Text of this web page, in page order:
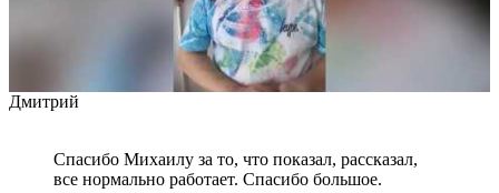
Дмитрий
Спасибо Михаилу за то, что показал, рассказал,
все нормально работает. Спасибо большое.